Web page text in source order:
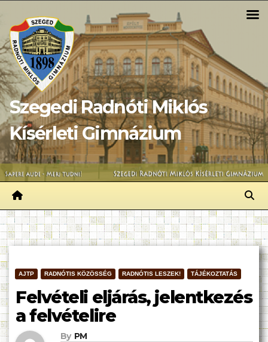
content
Szegedi Radnóti Miklós
Kísérleti Gimnázium
AJTP RADNÓTIS KÖZÖSSÉG RADNÓTIS LESZEK! TÁJÉKOZTATÁS
Felvételi eljárás, jelentkezés
a felvételire
By PM